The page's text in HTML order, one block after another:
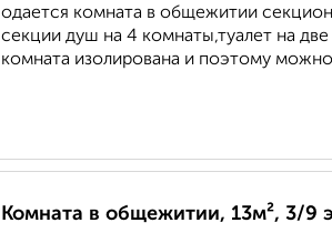
одается комната в общежитии
секции душ на 4 комнаты,туалет на
комната изолирована и поэтому
Комната в общежитии, 13м², 3/9